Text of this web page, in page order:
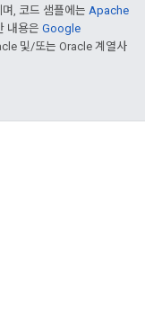
, 코드 샘플에는 Apache
내용은 Google
및/또는 Oracle 계열사